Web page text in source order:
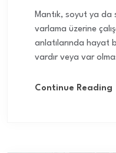
Mantık, soyut ya da
varlama üzerine
anlatılarında hayat
vardır veya var
Continue Reading